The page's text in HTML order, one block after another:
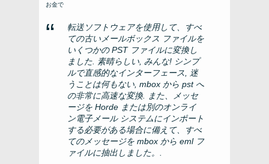
お金で
転送ソフトウェアを使用して、すべ
ての古いメールボックス ファイルを
いくつかの PST ファイルに変換し
ました. 素晴らしい, みんな! シンプ
ルで直感的なインターフェース, 迷
うことは何もない, mbox から pst へ
の非常に高速な変換. また、メッセ
ージを Horde または別のオンライ
ン電子メール システムにインポート
する必要がある場合に備えて、すべ
てのメッセージを mbox から eml フ
ァイルに抽出しました。.